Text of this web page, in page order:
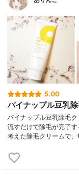
5.00
パイナップル豆乳
パイナップル豆乳除毛
流すだけで除毛が完了
考えた除毛クリームで